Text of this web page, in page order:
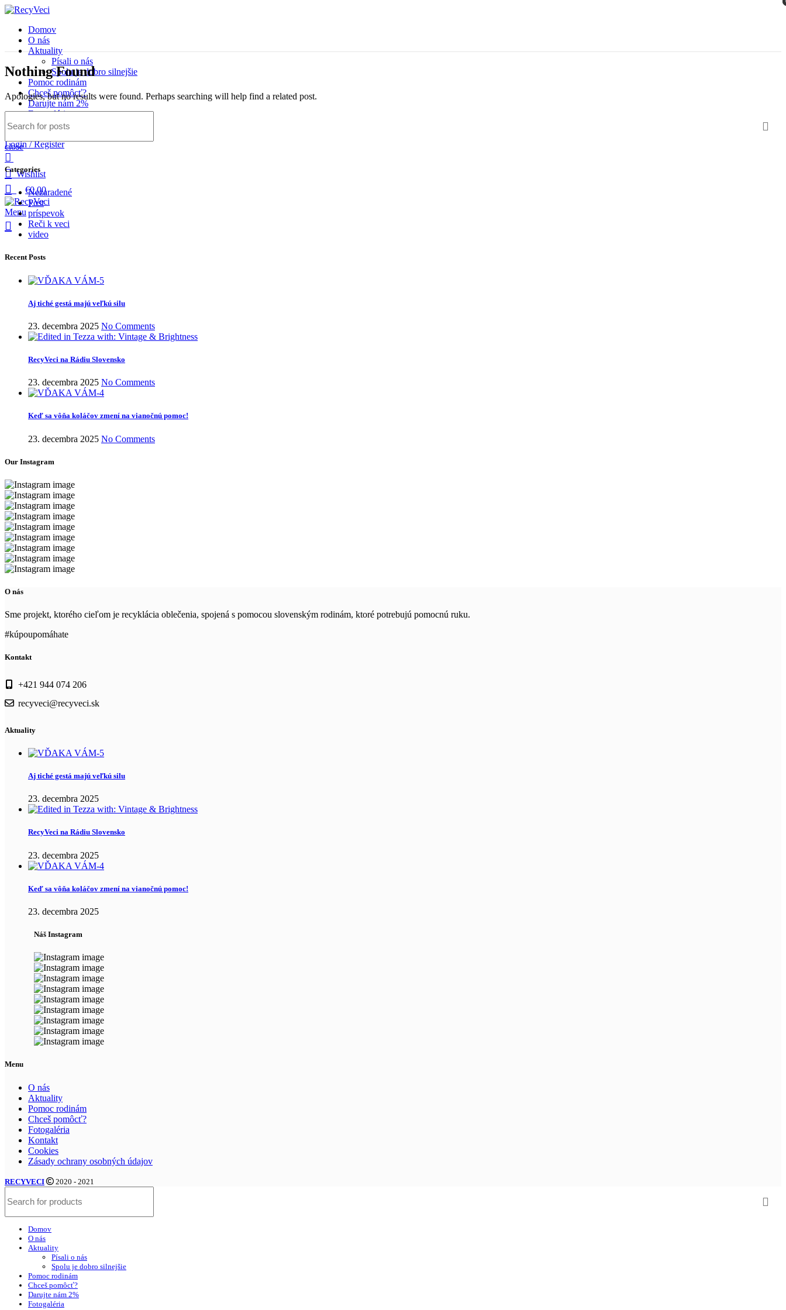
Domov
O nás
Aktuality
Písali o nás
Spolu je dobro silnejšie
Pomoc rodinám
Chceš pomôcť?
Darujte nám 2%
Fotogaléria
Kontakt
Login / Register
Wishlist
€0.00
Menu
Nothing Found
Apologies, but no results were found. Perhaps searching will help find a related post.
close
Categories
Nezaradené
Post
príspevok
Reči k veci
video
Recent Posts
Aj tiché gestá majú veľkú silu
23. decembra 2025 No Comments
RecyVeci na Rádiu Slovensko
23. decembra 2025 No Comments
Keď sa vôňa koláčov zmení na vianočnú pomoc!
23. decembra 2025 No Comments
Our Instagram
O nás
Sme projekt, ktorého cieľom je recyklácia oblečenia, spojená s pomocou slovenským rodinám, ktoré potrebujú pomocnú ruku.
#kúpoupomáhate
Kontakt
+421 944 074 206
recyveci@recyveci.sk
Aktuality
Aj tiché gestá majú veľkú silu
23. decembra 2025
RecyVeci na Rádiu Slovensko
23. decembra 2025
Keď sa vôňa koláčov zmení na vianočnú pomoc!
23. decembra 2025
Náš Instagram
Menu
O nás
Aktuality
Pomoc rodinám
Chceš pomôcť?
Fotogaléria
Kontakt
Cookies
Zásady ochrany osobných údajov
RECYVECI 2020 - 2021
Domov
O nás
Aktuality
Písali o nás
Spolu je dobro silnejšie
Pomoc rodinám
Chceš pomôcť?
Darujte nám 2%
Fotogaléria